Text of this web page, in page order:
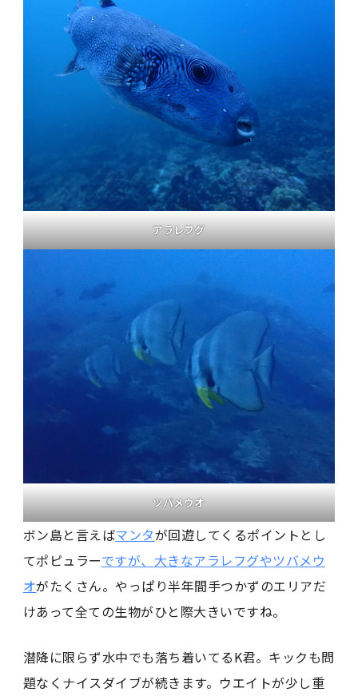
アラレフグ
ツバメウオ
ボン島と言えばマンタが回遊してくるポイントとし
てポピュラーですが、大きなアラレフグやツバメウ
オがたくさん。やっぱり半年間手つかずのエリアだ
けあって全ての生物がひと際大きいですね。
潜降に限らず水中でも落ち着いてるK君。キックも問
題なくナイスダイブが続きます。ウエイトが少し重